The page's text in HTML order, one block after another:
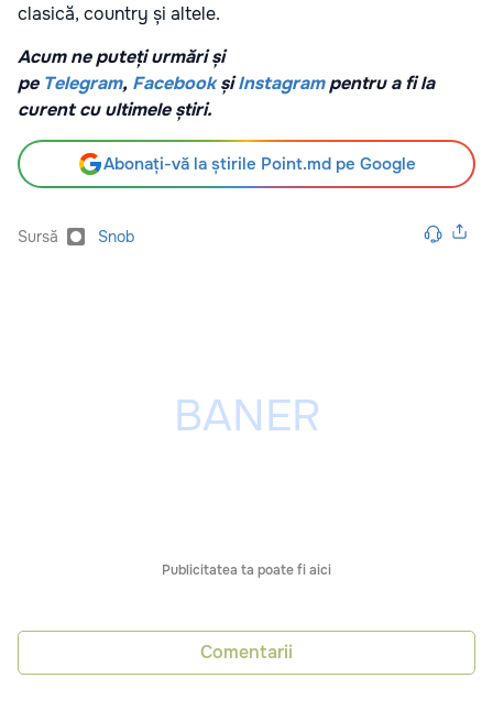
clasică, country și altele.
Acum ne puteți urmări și
pe Telegram, Facebook șiInstagrampentru a fi la
curent cu ultimele știri.
Abonați-vă la știrile Point.md pe Google
Sursă Snob
Publicitatea ta poate fi aici
Comentarii